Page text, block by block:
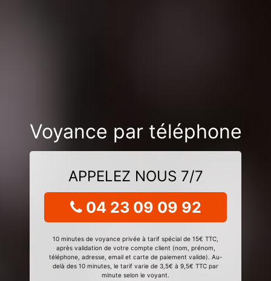
Voyance par téléphone
APPELEZ NOUS 7/7
04 23 09 09 92
10 minutes de voyance privée à tarif spécial de 15€ TTC,
après validation de votre compte client (nom, prénom,
téléphone, adresse, email et carte de paiement valide). Au-
delà des 10 minutes, le tarif varie de 3,5€ à 9,5€ TTC par
minute selon le voyant.